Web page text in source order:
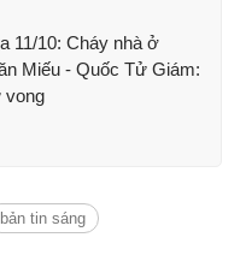
11/10: Cháy nhà ở
Miếu - Quốc Tử Giám:
vong
bản tin sáng